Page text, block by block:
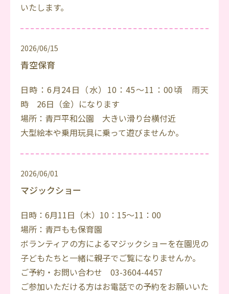
いたします。
2026/06/15
青空保育
日時：6月24日（水）10：45～11：00頃 雨天
時 26日（金）になります
場所：青戸平和公園 大きい滑り台横付近
大型絵本や乗用玩具に乗って遊びませんか。
2026/06/01
マジックショー
日時：6月11日（木）10：15～11：00
場所：青戸もも保育園
ボランティアの方によるマジックショーを在園児の
子どもたちと一緒に親子でご覧になりませんか。
ご予約・お問い合わせ 03-3604-4457
ご参加いただける方はお電話での予約をお願いいた